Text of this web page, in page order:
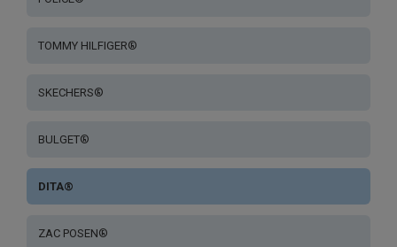
TOMMY HILFIGER®
SKECHERS®
BULGET®
DITA®
ZAC POSEN®